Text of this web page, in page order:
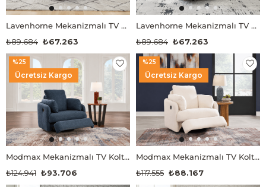
Lavenhorne Mekanizmalı TV Koltuğu
₺67.263
₺89.684
Lavenhorne Mekanizmalı TV Koltuğu
₺67.263
₺89.684
Modmax Mekanizmalı TV Koltuğu
₺93.706
₺124.941
Ücretsiz Kargo
%25
Modmax Mekanizmalı TV Koltuğu
₺88.167
₺117.555
Ücretsiz Kargo
%25